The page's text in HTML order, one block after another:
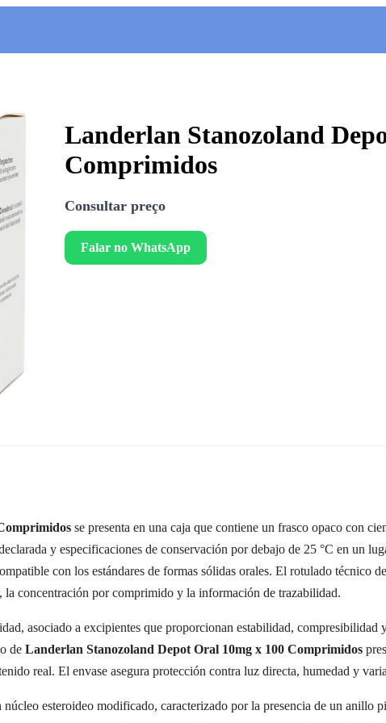
Landerlan Stanozoland
Comprimidos
Consultar preço
Falar no WhatsApp
se presenta en una caja que contiene un frasco opaco con
y especificaciones de conservación por debajo de 25 °C en un
con los estándares de formas sólidas orales. El rotulado técnico de
la concentración por comprimido y la información de trazabilidad.
asociado a excipientes que proporcionan estabilidad, compresibilidad
de Landerlan Stanozoland Depot Oral 10mg x 100 Comprimidos
real. El envase asegura protección contra luz directa, humedad y
esteroideo modificado, caracterizado por la presencia de un anillo